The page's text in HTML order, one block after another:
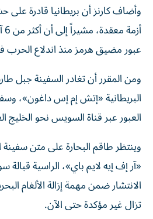
وأضاف كارنز أن بريطانيا قادرة
عبور مضيق هرمز منذ اندلاع الحرب
ومن المقرر أن تغادر السفينة جبل
البريطانية «إتش إم إس داغون»،
العبور عبر قناة السويس نحو الخليج
وينتظر طاقم البحارة على متن سفينة
«آر إف إيه لايم باي»، الراسية
الانتشار ضمن مهمة إزالة الألغام
تزال غير مؤكدة حتى الآن.